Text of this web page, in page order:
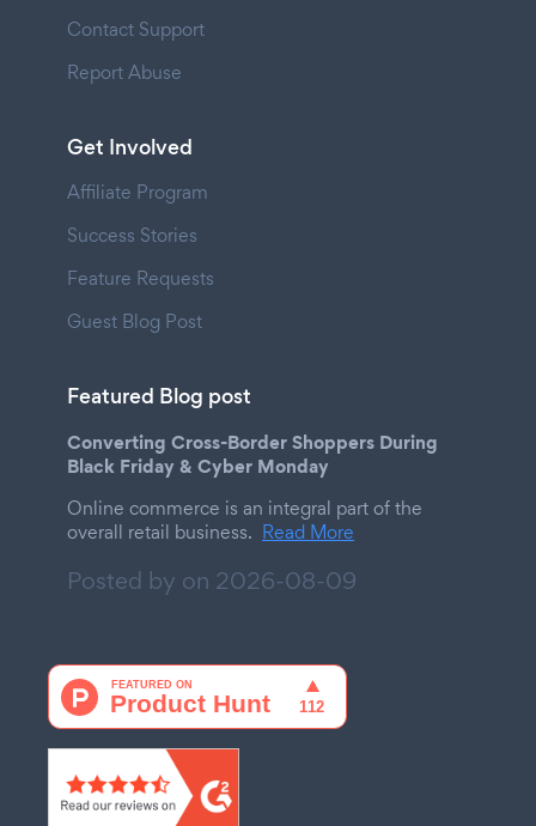
Contact Support
Report Abuse
Get Involved
Affiliate Program
Success Stories
Feature Requests
Guest Blog Post
Featured Blog post
Converting Cross-Border Shoppers During
Black Friday & Cyber Monday
Online commerce is an integral part of the
overall retail business. Read More
Posted by on 2026-08-09